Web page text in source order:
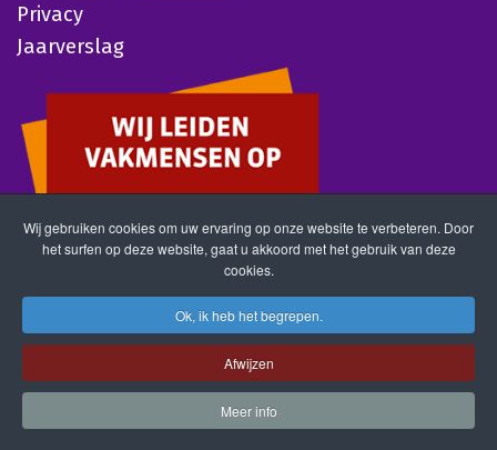
Privacy
Jaarverslag
Wij gebruiken cookies om uw ervaring op onze website te verbeteren. Door
het surfen op deze website, gaat u akkoord met het gebruik van deze
cookies.
Ok, ik heb het begrepen.
Afwijzen
Meer info